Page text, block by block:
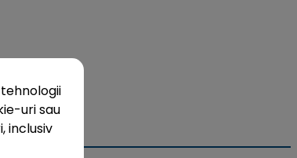
uri sau
inclusiv